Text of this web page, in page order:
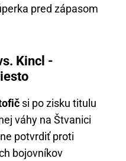
pred zápasom
Kincl -
si po zisku titulu
váhy na Štvanici
potvrdiť proti
bojovníkov